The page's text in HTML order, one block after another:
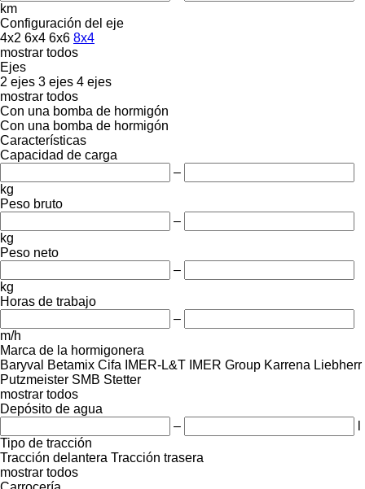
km
Configuración del eje
4x2 6x4 6x6 8x4
mostrar todos
Ejes
2 ejes 3 ejes 4 ejes
mostrar todos
Con una bomba de hormigón
Con una bomba de hormigón
Características
Capacidad de carga
–
kg
Peso bruto
–
kg
Peso neto
–
kg
Horas de trabajo
–
m/h
Marca de la hormigonera
Baryval
Betamix Cifa IMER-L&T IMER Group Karrena Liebherr
Putzmeister SMB Stetter
mostrar todos
Depósito de agua
–
Tipo de tracción
Tracción delantera Tracción trasera
mostrar todos